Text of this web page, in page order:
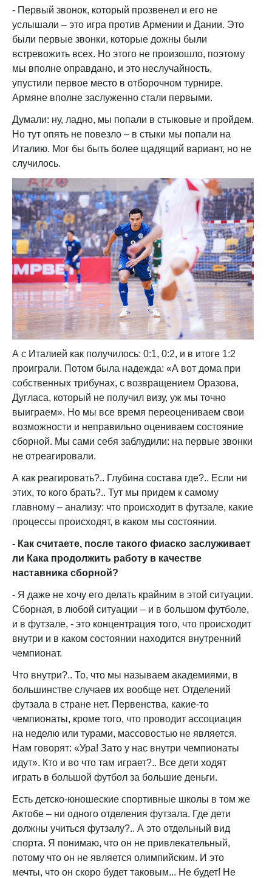
- Первый звонок, который прозвенел и его не
услышали – это игра против Армении и Дании. Это
были первые звонки, которые дожны были
встревожить всех. Но этого не произошло, поэтому
мы вполне оправдано, и это неслучайность,
упустили первое место в отборочном турнире.
Армяне вполне заслуженно стали первыми.
Думали: ну, ладно, мы попали в стыковые и пройдем.
Но тут опять не повезло – в стыки мы попали на
Италию. Мог бы быть более щадящий вариант, но не
случилось.
А с Италией как получилось: 0:1, 0:2, и в итоге 1:2
проиграли. Потом была надежда: «А вот дома при
собственных трибунах, с возвращением Оразова,
Дугласа, который не получил визу, уж мы точно
выиграем». Но мы все время переоцениваем свои
возможности и неправильно оцениваем состояние
сборной. Мы сами себя заблудили: на первые звонки
не отреагировали.
А как реагировать?.. Глубина состава где?.. Если ни
этих, то кого брать?.. Тут мы придем к самому
главному – анализу: что происходит в футзале, какие
процессы происходят, в каком мы состоянии.
- Как считаете, после такого фиаско заслуживает
ли Кака продолжить работу в качестве
наставника сборной?
- Я даже не хочу его делать крайним в этой ситуации.
Сборная, в любой ситуации – и в большом футболе,
и в футзале, - это концентрация того, что происходит
внутри и в каком состоянии находится внутренний
чемпионат.
Что внутри?.. То, что мы называем академиями, в
большинстве случаев их вообще нет. Отделений
футзала в стране нет. Первенства, какие-то
чемпионаты, кроме того, что проводит ассоциация
на неделю или турами, массовостью не является.
Нам говорят: «Ура! Зато у нас внутри чемпионаты
идут». Кто и во что там играет?.. Все дети ходят
играть в большой футбол за большие деньги.
Есть детско-юношеские спортивные школы в том же
Актобе – ни одного отделения футзала. Где дети
должны учиться футзалу?.. А это отдельный вид
спорта. Я понимаю, что он не привлекательный,
потому что он не является олимпийским. И это
мечты, что он скоро будет таковым... Не будет! Не